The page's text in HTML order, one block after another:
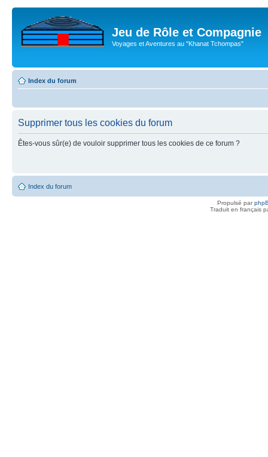
Jeu de Rôle et Compagnie
Voyages et Aventures au "Khanat Tchompas"
Index du forum
Supprimer tous les cookies du forum
Êtes-vous sûr(e) de vouloir supprimer tous les cookies de ce forum ?
Index du forum
Propulsé par
Traduit en français